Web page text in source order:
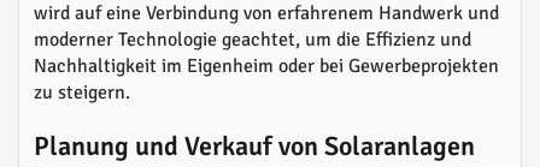
wird auf eine Verbindung von erfahrenem Handwerk und
moderner Technologie geachtet, um die Effizienz und
Nachhaltigkeit im Eigenheim oder bei Gewerbeprojekten
zu steigern.
Planung und Verkauf von Solaranlagen